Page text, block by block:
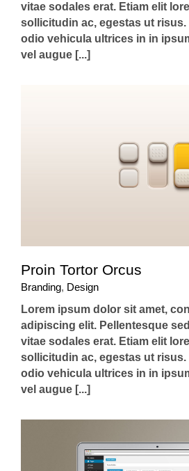
vitae sodales erat. Etiam elit
sollicitudin ac, egestas ut risus.
odio vehicula ultrices in in
vel augue [...]
Proin Tortor Orcus
Branding, Design
Lorem ipsum dolor sit amet,
adipiscing elit. Pellentesque
vitae sodales erat. Etiam elit
sollicitudin ac, egestas ut risus.
odio vehicula ultrices in in
vel augue [...]